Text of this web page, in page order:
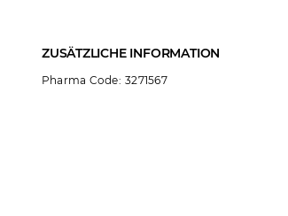
ZUSÄTZLICHE INFORMATION
Pharma Code: 3271567